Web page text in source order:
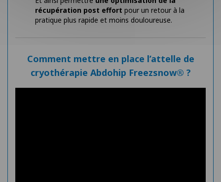
récupération post effort pour un retour à la
pratique plus rapide et moins douloureuse.
Comment mettre en place l’attelle de
cryothérapie Abdohip Freezsnow® ?